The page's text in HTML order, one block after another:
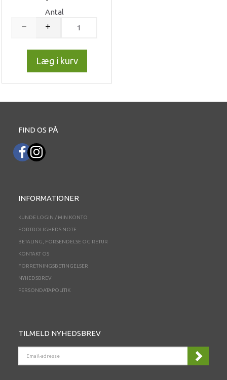
Antal
Læg i kurv
FIND OS PÅ
INFORMATIONER
KUNDE LOGIN / MIN KONTO
FORTROLIGHEDS NOTE
BETALING, FORSENDELSE OG RETUR
KONTAKT OS
FORRETNINGSBETINGELSER
NYHEDSBREV
PERSONDATAPOLITIK
TILMELD NYHEDSBREV
ADRESSE